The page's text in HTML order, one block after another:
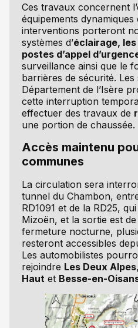
Ces travaux concernent
équipements dynamiques
interventions porteront
systèmes d’éclairage,
postes d’appel
surveillance ainsi que le
barrières de sécurité. Les
Département de l’Isère
cette interruption
effectuer des travaux de
une portion de chaussée.
Accès maintenu
communes
La circulation sera
tunnel du Chambon,
RD1091 et de la RD25,
Mizoën, et la sortie est
fermeture nocturne,
resteront accessibles
Les automobilistes
rejoindre Les Deux Alpes,
Haut et Besse-en-